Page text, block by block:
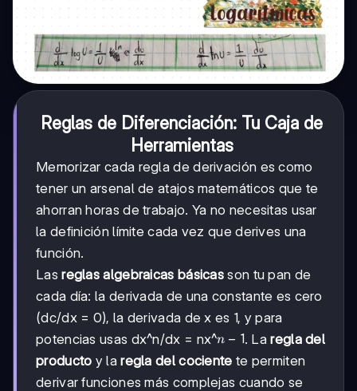
Reglas de Diferenciación: Tu Caja de
Herramientas
Memorizar cada regla de derivación es como
tener un arsenal de atajos matemáticos que te
ahorran horas de trabajo. Ya no necesitas usar
la definición límite cada vez que derives una
función.
Lasreglas algebraicas básicas son tu pan de
cada día: la derivada de una constante es cero
(dc/dx = 0), la derivada de x es 1, y para
potencias usas dx^n/dx = nx^n-
1
n − 1. Laregla del
producto y laregla del cociente te permiten
derivar funciones más complejas cuando se